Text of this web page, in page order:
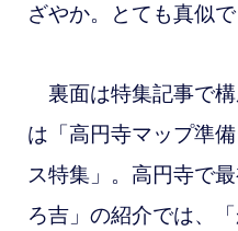
ざやか。とても真似
裏面は特集記事で構
は 「高円寺マップ準
ス特集」。高円寺で
ろ吉」の紹介では、